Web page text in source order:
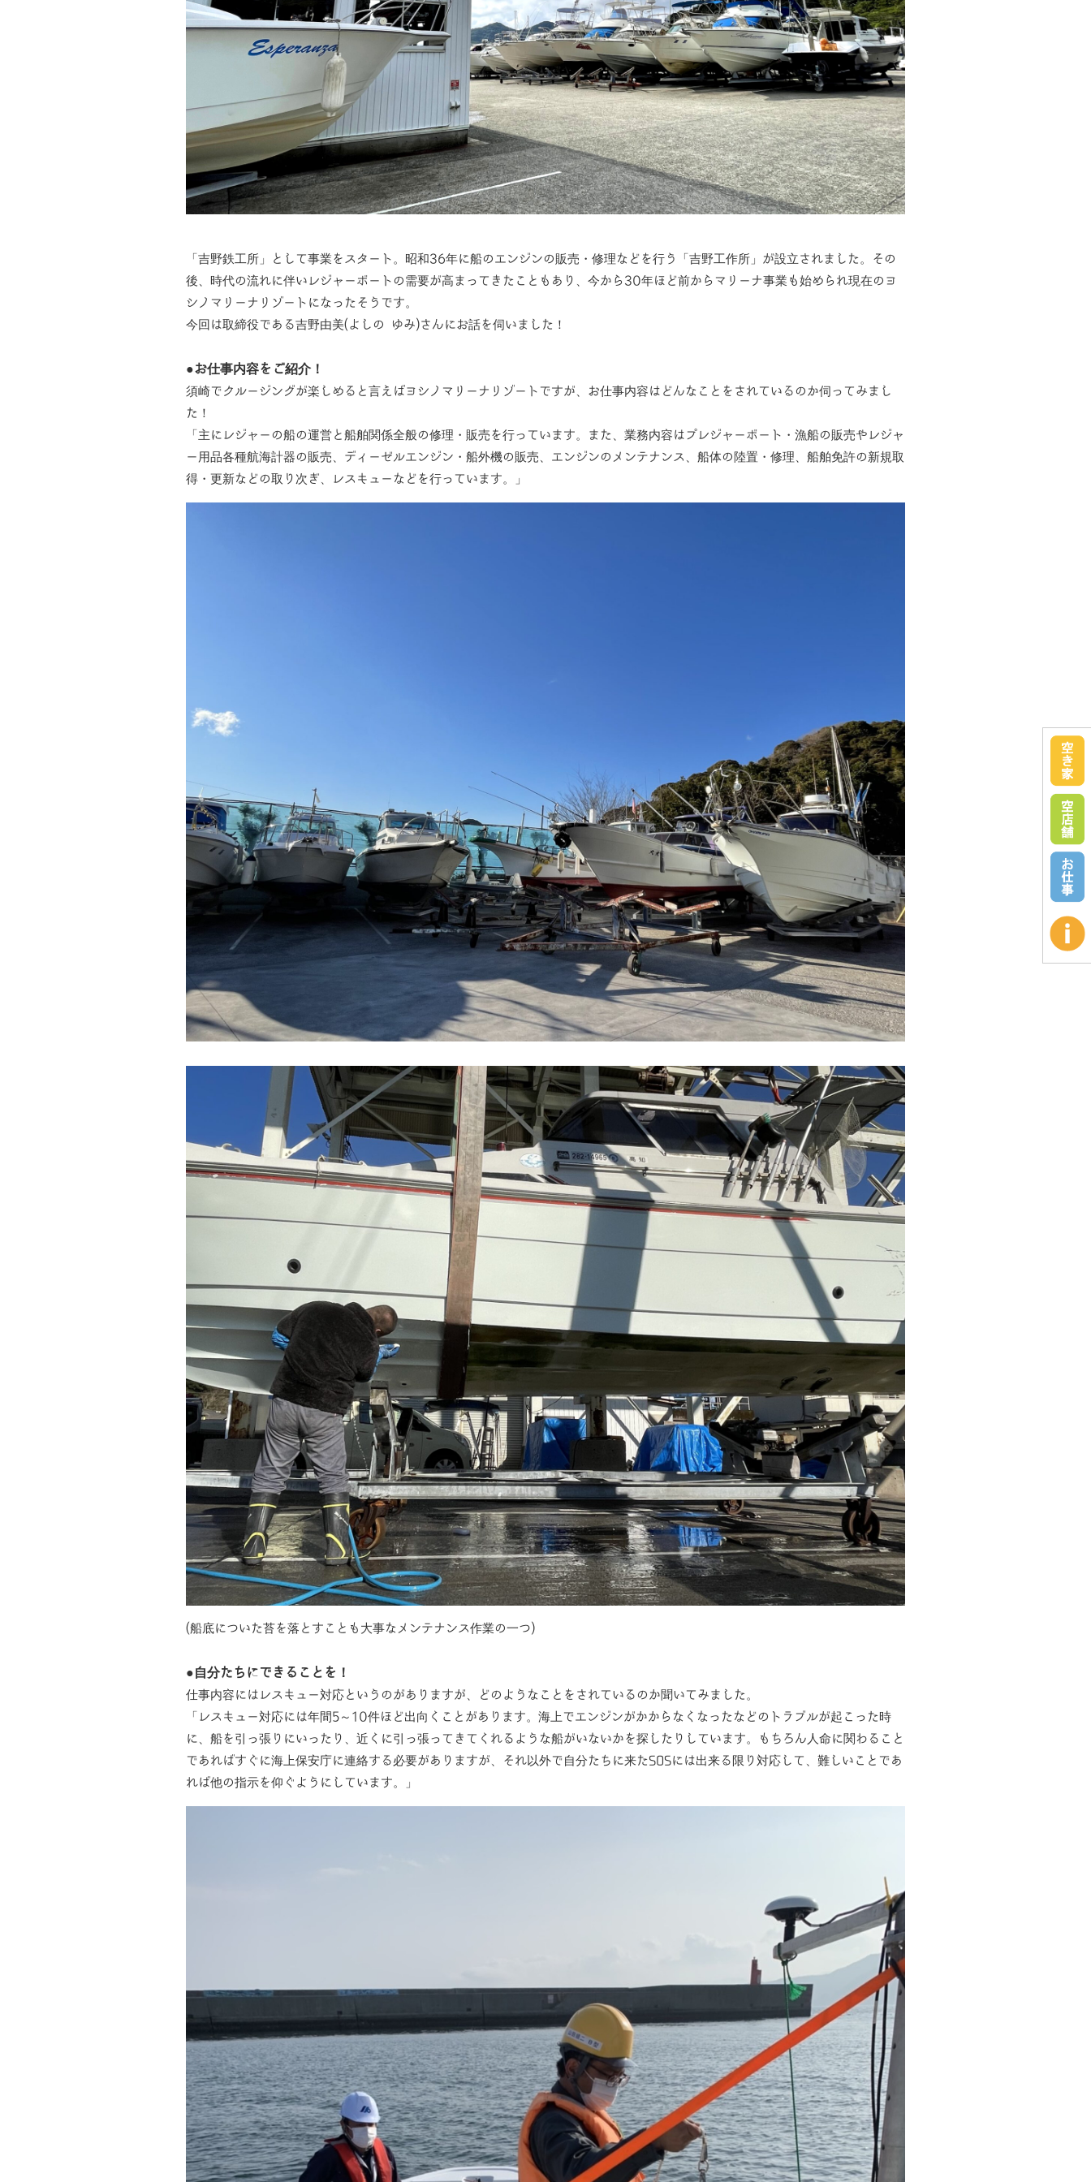
「吉野鉄工所」として事業をスタート。昭和36年に船のエンジンの販売・修理などを行う「吉野工作所」が設立されました。その
後、時代の流れに伴いレジャーボートの需要が高まってきたこともあり、今から30年ほど前からマリーナ事業も始められ現在のヨ
シノマリーナリゾートになったそうです。
今回は取締役である吉野由美(よしの ゆみ)さんにお話を伺いました！
●お仕事内容をご紹介！
須崎でクルージングが楽しめると言えばヨシノマリーナリゾートですが、お仕事内容はどんなことをされているのか伺ってみまし
た！
「主にレジャーの船の運営と船舶関係全般の修理・販売を行っています。また、業務内容はプレジャーボート・漁船の販売やレジャ
ー用品各種航海計器の販売、ディーゼルエンジン・船外機の販売、エンジンのメンテナンス、船体の陸置・修理、船舶免許の新規取
得・更新などの取り次ぎ、レスキューなどを行っています。」
(船底についた苔を落とすことも大事なメンテナンス作業の一つ)
●自分たちにできることを！
仕事内容にはレスキュー対応というのがありますが、どのようなことをされているのか聞いてみました。
「レスキュー対応には年間5～10件ほど出向くことがあります。海上でエンジンがかからなくなったなどのトラブルが起こった時
に、船を引っ張りにいったり、近くに引っ張ってきてくれるような船がいないかを探したりしています。もちろん人命に関わること
であればすぐに海上保安庁に連絡する必要がありますが、それ以外で自分たちに来たSOSには出来る限り対応して、難しいことであ
れば他の指示を仰ぐようにしています。」